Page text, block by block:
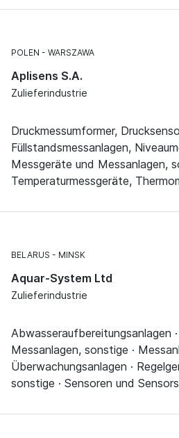
POLEN WARSZAWA
Aplisens S.A.
Zulieferindustrie
Druckmessumformer,
Füllstandsmessanlagen,
Messgeräte und Messanlagen,
Temperaturmessgeräte,
BELARUS MINSK
Aquar-System Ltd
Zulieferindustrie
Abwasseraufbereitungsanlagen
Messanlagen, sonstige ·
Überwachungsanlagen ·
sonstige · Sensoren und